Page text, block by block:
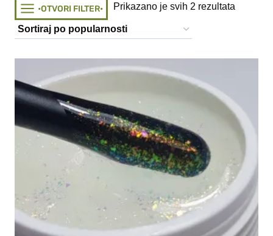
•OTVORI FILTER• Prikazano je svih 2 rezultata